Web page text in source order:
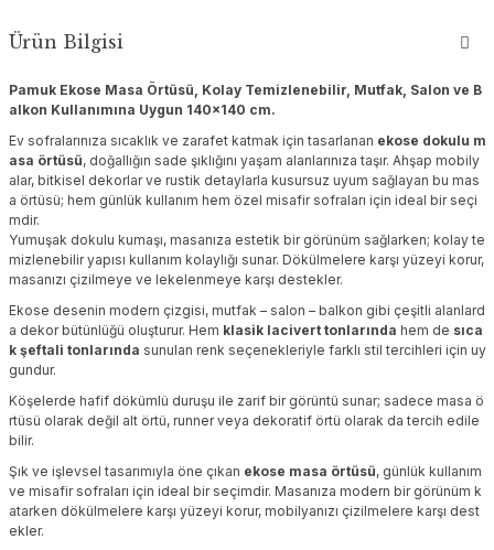
Ürün Bilgisi
Pamuk Ekose Masa Örtüsü, Kolay Temizlenebilir, Mutfak, Salon ve B
alkon Kullanımına Uygun 140x140 cm.
Ev sofralarınıza sıcaklık ve zarafet katmak için tasarlanan ekose dokulu m
asa örtüsü, doğallığın sade şıklığını yaşam alanlarınıza taşır. Ahşap mobily
alar, bitkisel dekorlar ve rustik detaylarla kusursuz uyum sağlayan bu mas
a örtüsü; hem günlük kullanım hem özel misafir sofraları için ideal bir seçi
mdir.
Yumuşak dokulu kumaşı, masanıza estetik bir görünüm sağlarken; kolay te
mizlenebilir yapısı kullanım kolaylığı sunar. Dökülmelere karşı yüzeyi korur,
masanızı çizilmeye ve lekelenmeye karşı destekler.
Ekose desenin modern çizgisi, mutfak – salon – balkon gibi çeşitli alanlard
a dekor bütünlüğü oluşturur. Hem klasik lacivert tonlarında hem de sıca
k şeftali tonlarında sunulan renk seçenekleriyle farklı stil tercihleri için uy
gundur.
Köşelerde hafif dökümlü duruşu ile zarif bir görüntü sunar; sadece masa ö
rtüsü olarak değil alt örtü, runner veya dekoratif örtü olarak da tercih edile
bilir.
Şık ve işlevsel tasarımıyla öne çıkan ekose masa örtüsü, günlük kullanım
ve misafir sofraları için ideal bir seçimdir. Masanıza modern bir görünüm k
atarken dökülmelere karşı yüzeyi korur, mobilyanızı çizilmelere karşı dest
ekler.